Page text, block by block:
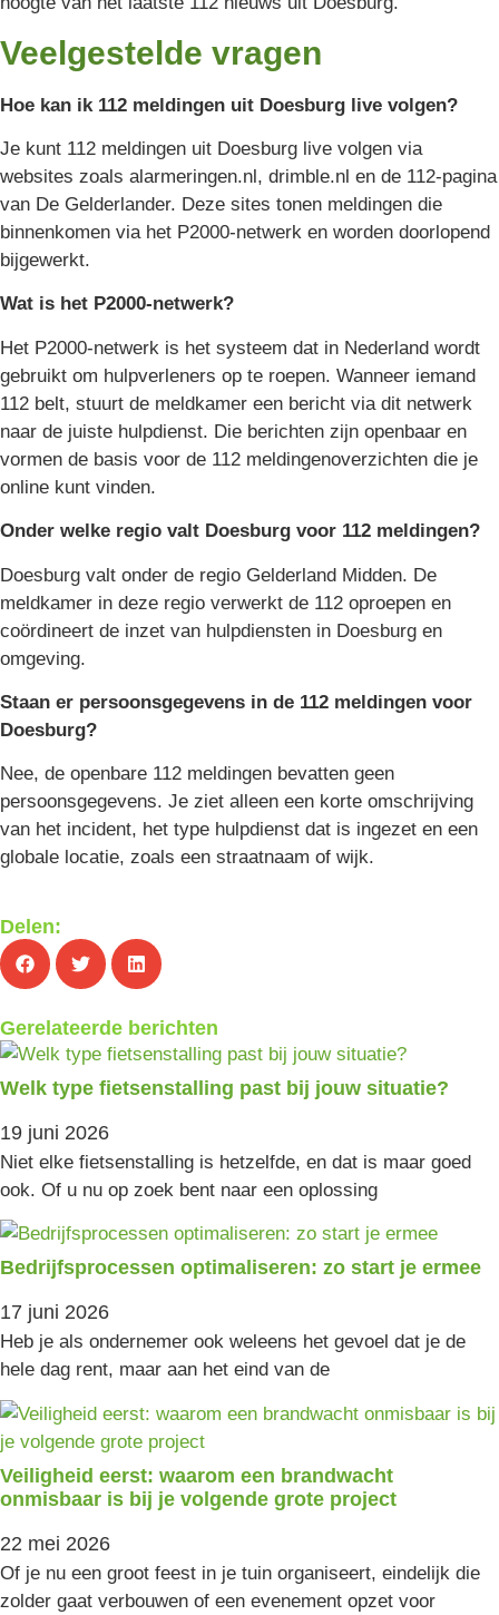
Veelgestelde vragen
Hoe kan ik 112 meldingen uit Doesburg live volgen?
Je kunt 112 meldingen uit Doesburg live volgen via
websites zoals alarmeringen.nl, drimble.nl en de 112-pagina
van De Gelderlander. Deze sites tonen meldingen die
binnenkomen via het P2000-netwerk en worden doorlopend
bijgewerkt.
Wat is het P2000-netwerk?
Het P2000-netwerk is het systeem dat in Nederland wordt
gebruikt om hulpverleners op te roepen. Wanneer iemand
112 belt, stuurt de meldkamer een bericht via dit netwerk
naar de juiste hulpdienst. Die berichten zijn openbaar en
vormen de basis voor de 112 meldingenoverzichten die je
online kunt vinden.
Onder welke regio valt Doesburg voor 112 meldingen?
Doesburg valt onder de regio Gelderland Midden. De
meldkamer in deze regio verwerkt de 112 oproepen en
coördineert de inzet van hulpdiensten in Doesburg en
omgeving.
Staan er persoonsgegevens in de 112 meldingen voor
Doesburg?
Nee, de openbare 112 meldingen bevatten geen
persoonsgegevens. Je ziet alleen een korte omschrijving
van het incident, het type hulpdienst dat is ingezet en een
globale locatie, zoals een straatnaam of wijk.
Delen:
Gerelateerde berichten
Welk type fietsenstalling past bij jouw situatie?
19 juni 2026
Niet elke fietsenstalling is hetzelfde, en dat is maar goed
ook. Of u nu op zoek bent naar een oplossing
Bedrijfsprocessen optimaliseren: zo start je ermee
17 juni 2026
Heb je als ondernemer ook weleens het gevoel dat je de
hele dag rent, maar aan het eind van de
Veiligheid eerst: waarom een brandwacht
onmisbaar is bij je volgende grote project
22 mei 2026
Of je nu een groot feest in je tuin organiseert, eindelijk die
zolder gaat verbouwen of een evenement opzet voor